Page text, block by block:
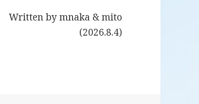
Written by mnaka & mito
(2026.8.4)